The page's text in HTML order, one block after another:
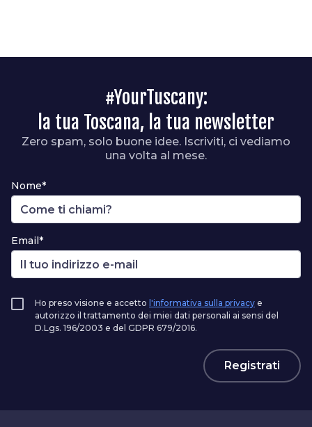
#YourTuscany:
la tua Toscana, la tua newsletter
Zero spam, solo buone idee. Iscriviti, ci vediamo
una volta al mese.
Nome*
Email*
Ho preso visione e accetto l'informativa sulla privacy e
autorizzo il trattamento dei miei dati personali ai sensi del
D.Lgs. 196/2003 e del GDPR 679/2016.
Registrati